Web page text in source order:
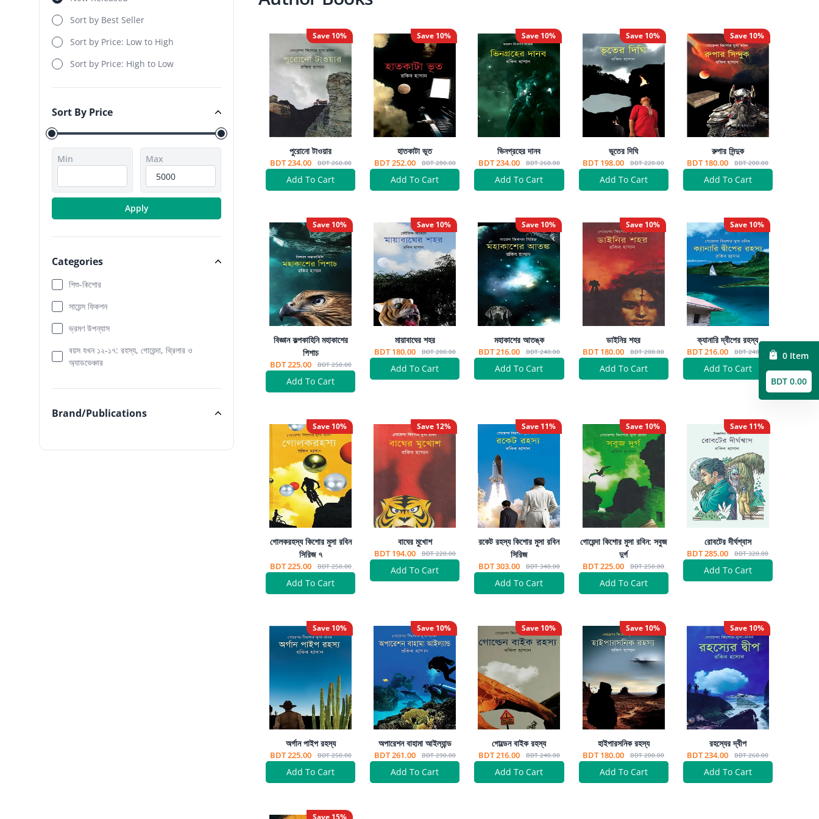
Sort by Best Seller
Sort by Price: Low to High
Sort by Price: High to Low
Sort By Price
Sort By Price
Min Max
Apply
Categories
Categories
শিশু-কিশোর
সায়েন্স ফিকশন
ভ্রমণ উপন্যাস
বয়স যখন ১২-১৭: রহস্য, গোয়েন্দা, থ্রিলার ও
অ্যাডভেঞ্চার
Brand/Publications
Save 10%
পুরোনো টাওয়ার
BDT 234.00 BDT 260.00
Add To Cart
Save 10%
হাতকাটা ভূত
BDT 252.00 BDT 280.00
Add To Cart
Save 10%
ভিনগ্রহের দানব
BDT 234.00 BDT 260.00
Add To Cart
Save 10%
ভূতের দিঘি
BDT 198.00 BDT 220.00
Add To Cart
Save 10%
রুপার সিন্দুক
BDT 180.00 BDT 200.00
Add To Cart
Save 10%
বিজ্ঞান কল্পকাহিনি মহাকাশের
পিশাচ
BDT 225.00 BDT 250.00
Add To Cart
Save 10%
মায়াবাঘের শহর
BDT 180.00 BDT 200.00
Add To Cart
Save 10%
মহাকাশের আতঙ্ক
BDT 216.00 BDT 240.00
Add To Cart
Save 10%
ডাইনির শহর
BDT 180.00 BDT 200.00
Add To Cart
Save 10%
ক্যানারি দ্বীপের রহস্য
BDT 216.00 BDT 240.00
Add To Cart
Save 10%
গোলকরহস্য কিশোর মুসা রবিন
সিরিজ ৭
BDT 225.00 BDT 250.00
Add To Cart
Save 12%
বাঘের মুখোশ
BDT 194.00 BDT 220.00
Add To Cart
Save 11%
রকেট রহস্য কিশোর মুসা রবিন
সিরিজ
BDT 303.00 BDT 340.00
Add To Cart
Save 10%
গোয়েন্দা কিশোর মুসা রবিন: সবুজ
দুর্গ
BDT 225.00 BDT 250.00
Add To Cart
Save 11%
রোবটের দীর্ঘশ্বাস
BDT 285.00 BDT 320.00
Add To Cart
Save 10%
অর্গান পাইপ রহস্য
BDT 225.00 BDT 250.00
Add To Cart
Save 10%
অপারেশন বাহামা আইল্যান্ড
BDT 261.00 BDT 290.00
Add To Cart
Save 10%
গোল্ডেন বাইক রহস্য
BDT 216.00 BDT 240.00
Add To Cart
Save 10%
হাইপারসনিক রহস্য
BDT 180.00 BDT 200.00
Add To Cart
Save 10%
রহস্যের দ্বীপ
BDT 234.00 BDT 260.00
Add To Cart
Save 15%
0 Item
BDT 0.00